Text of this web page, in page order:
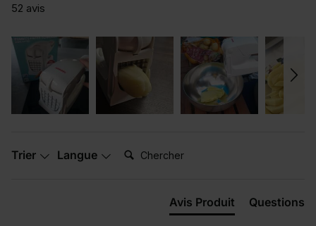
52 avis
Trier Langue Chercher:
Avis Produit Questions